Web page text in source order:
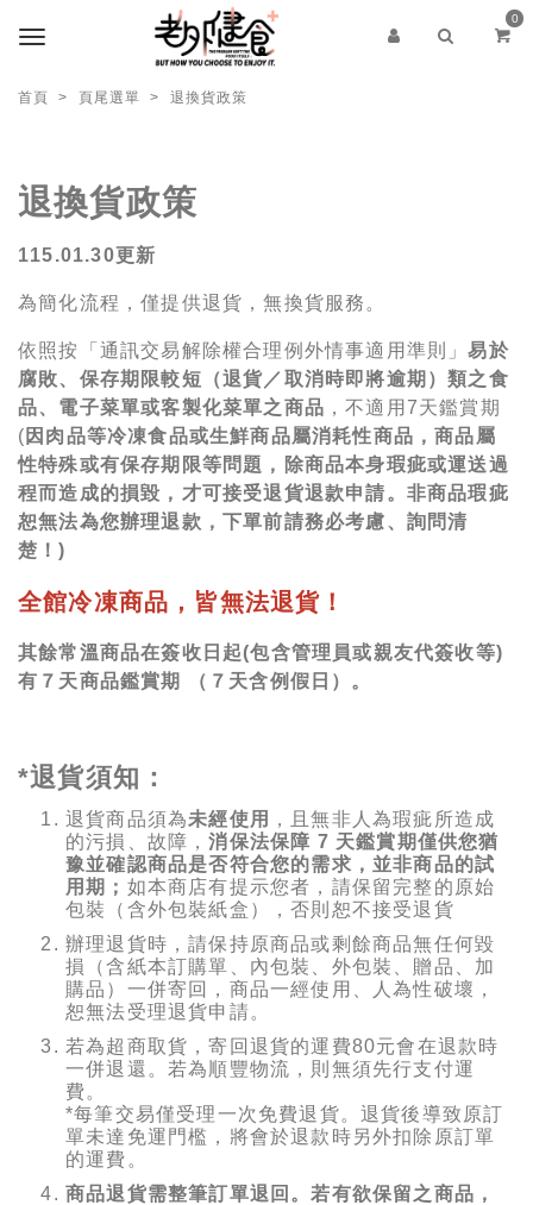
0
首頁 頁尾選單 退換貨政策
退換貨政策
115.01.30更新
為簡化流程，僅提供退貨，無換貨服務。
依照按「通訊交易解除權合理例外情事適用準則」易於
腐敗、保存期限較短（退貨／取消時即將逾期）類之食
品、電子菜單或客製化菜單之商品 ，不適用7天鑑賞期
( 因肉品等冷凍食品或生鮮商品屬消耗性商品，商品屬
性特殊或有保存期限等問題，除商品本身瑕疵或運送過
程而造成的損毀，才可接受退貨退款申請。非商品瑕疵
恕無法為您辦理退款，下單前請務必考慮、詢問清
楚！)
全館冷凍商品，皆無法退貨！
其餘常溫商品在簽收日起(包含管理員或親友代簽收等)
有７天商品鑑賞期 （７天含例假日）。
*退貨須知：
退貨商品須為未經使用
，且無非人為瑕疵所造成
的污損、故障，消保法保障 7 天鑑賞期僅供您猶
豫並確認商品是否符合您的需求，並非商品的試
用期； 如本商店有提示您者，請保留完整的原始
包裝（含外包裝紙盒），否則恕不接受退貨
辦理退貨時，請保持原商品或剩餘商品無任何毀
損（含紙本訂購單、內包裝、外包裝、贈品、加
購品）一併寄回，商品一經使用、人為性破壞，
恕無法受理退貨申請。
若為超商取貨，寄回退貨的運費80元會在退款時
一併退還。若為順豐物流，則無須先行支付運
費。
*每筆交易僅受理一次免費退貨。退貨後導致原訂
單未達免運門檻，將會於退款時另外扣除原訂單
的運費。
商品退貨需整筆訂單退回。若有欲保留之商品，